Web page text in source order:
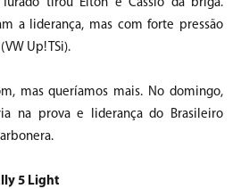
tirou Elton e Cassio da briga.
a liderança, mas com forte pressão
Up! TSi).
mas queríamos mais. No domingo,
na prova e liderança do Brasileiro
5 Light